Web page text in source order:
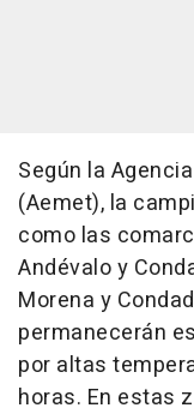
Según la
(Aemet), la
como las
Andévalo y
Morena y
permanecerán
por altas
horas. En estas